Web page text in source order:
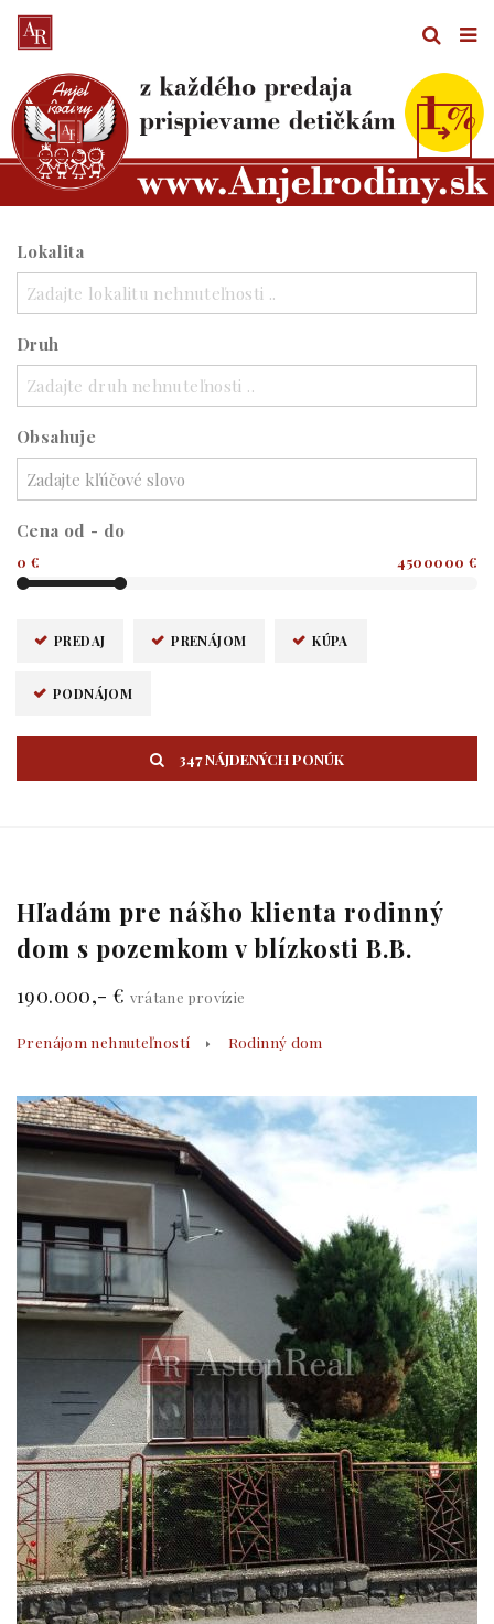
Lokalita
Zadajte lokalitu nehnuteľnosti ..
Druh
Zadajte druh nehnuteľnosti ..
Obsahuje
Cena od - do
0 € 4500000 €
PREDAJ PRENÁJOM KÚPA
PODNÁJOM
347 NÁJDENÝCH PONÚK
Hľadám pre nášho klienta rodinný
dom s pozemkom v blízkosti B.B.
190.000,- € vrátane provízie
Prenájom nehnuteľností Rodinný dom